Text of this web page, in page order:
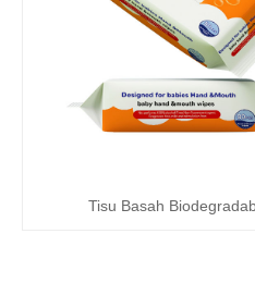
Tisu Basah